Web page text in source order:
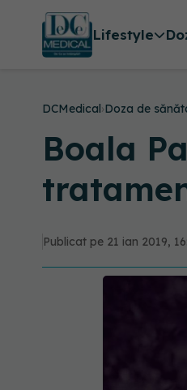
Lifestyle
DCMedical›Doza de
Boala
Publicat pe 21 ian 2019,